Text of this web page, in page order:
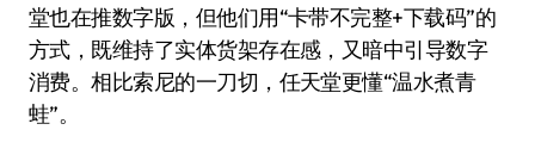
堂也在推数字版，但他们用“卡带不完整+下载码”的
方式，既维持了实体货架存在感，又暗中引导数字
消费。相比索尼的一刀切，任天堂更懂“温水煮青
蛙”。